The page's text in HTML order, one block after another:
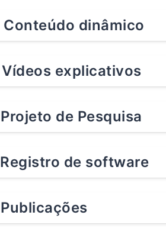
Conteúdo dinâmico
Vídeos explicativos
Projeto de Pesquisa
Registro de software
Publicações